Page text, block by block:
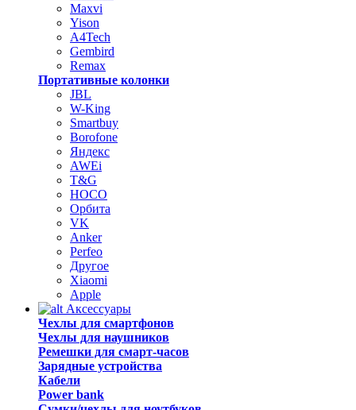
Maxvi
Yison
A4Tech
Gembird
Remax
Портативные колонки
JBL
W-King
Smartbuy
Borofone
Яндекс
AWEi
T&G
HOCO
Орбита
VK
Anker
Perfeo
Другое
Xiaomi
Apple
Аксессуары
Чехлы для смартфонов
Чехлы для наушников
Ремешки для смарт-часов
Зарядные устройства
Кабели
Power bank